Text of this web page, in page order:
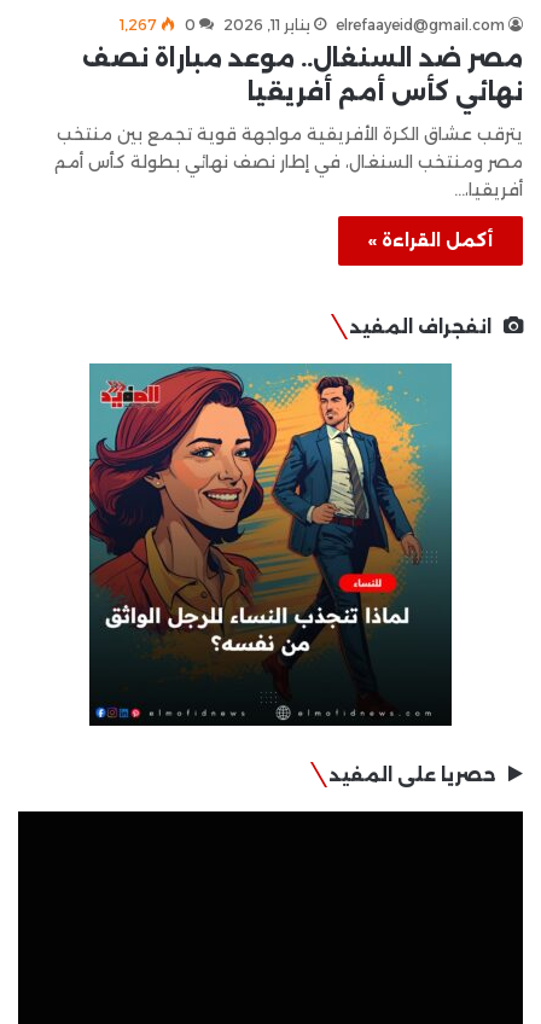
elrefaayeid@gmail.com يناير 11, 2026 0 1٬267
مصر ضد السنغال.. موعد مباراة نصف
نهائي كأس أمم أفريقيا
يترقب عشاق الكرة الأفريقية مواجهة قوية تجمع بين منتخب
مصر ومنتخب السنغال، في إطار نصف نهائي بطولة كأس أمم
أفريقيا،…
أكمل القراءة »
انفجراف المفيد
حصريا على المفيد